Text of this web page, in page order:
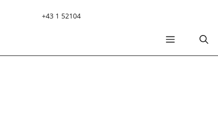
+43 1 52104
MENÜ